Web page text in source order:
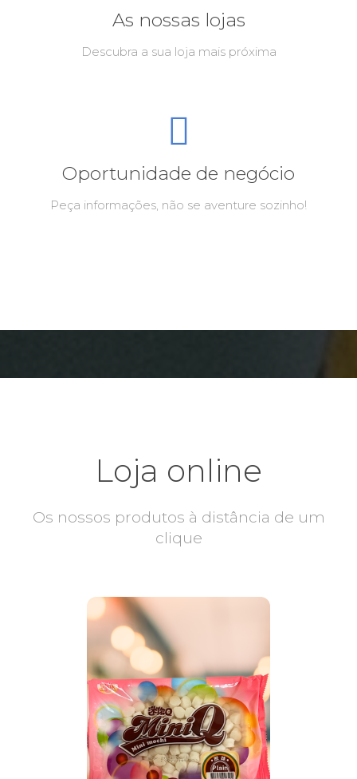
As nossas lojas
Descubra a sua loja mais próxima
Oportunidade de negócio
Peça informações, não se aventure sozinho!
Loja online
Os nossos produtos à distância de um
clique